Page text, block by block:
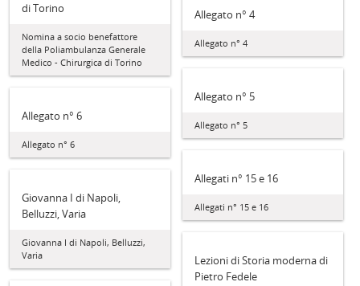
di Torino
Nomina a socio benefattore
della Poliambulanza Generale
Medico - Chirurgica di Torino
Allegato n° 4
Allegato n° 4
Allegato n° 5
Allegato n° 5
Allegato n° 6
Allegato n° 6
Allegati n° 15 e 16
Allegati n° 15 e 16
Giovanna I di Napoli,
Belluzzi, Varia
Giovanna I di Napoli, Belluzzi,
Varia
Lezioni di Storia moderna di
Pietro Fedele